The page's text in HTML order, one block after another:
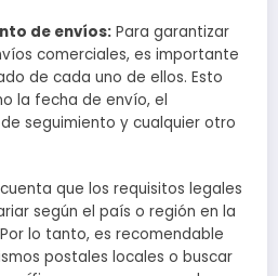
de envíos: Para garantizar
comerciales, es importante
de cada uno de ellos. Esto
la fecha de envío, el
seguimiento y cualquier otro
que los requisitos legales
según el país o región en la
lo tanto, es recomendable
postales locales o buscar